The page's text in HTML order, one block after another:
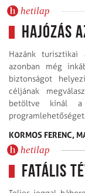
hetilap
Hajózás
Hazánk
azonban még
biztonságot
céljának
betöltve kínál a
programlehetőséget.
KORMOS FERENC,
hetilap
Fatális